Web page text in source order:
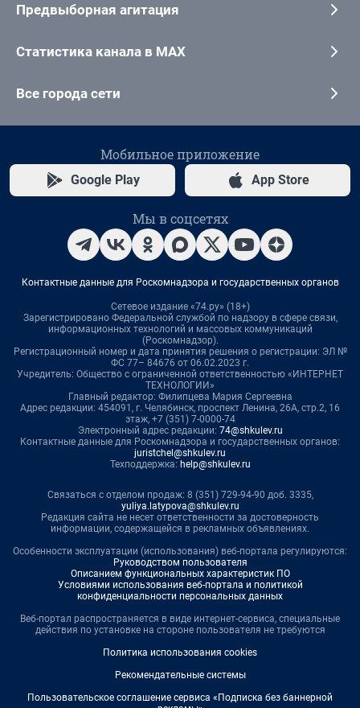
Предвыборная агитация
Статистика канала в MAX
Все города сети
Мобильное приложение
Google Play App Store
Мы в соцсетях
Контактные данные для Роскомнадзора и государственных органов
Сетевое издание «74.ру» (18+)
Зарегистрировано Федеральной службой по надзору в сфере связи,
информационных технологий и массовых коммуникаций
(Роскомнадзор).
Регистрационный номер и дата принятия решения о регистрации: ЭЛ №
ФС 77– 84676 от 06.02.2023 г.
Учредитель: Общество с ограниченной ответственностью «ИНТЕРНЕТ
ТЕХНОЛОГИИ»
Главный редактор: Филипцева Мария Сергеевна
Адрес редакции: 454091, г. Челябинск, проспект Ленина, 26А, стр.2, 16
этаж, +7 (351) 7-0000-74
Электронный адрес редакции: 74@shkulev.ru
Контактные данные для Роскомнадзора и государственных органов:
juristchel@shkulev.ru
Техподдержка: help@shkulev.ru
Связаться с отделом продаж: 8 (351) 729-94-90 доб. 3335,
yuliya.latypova@shkulev.ru
Редакция сайта не несет ответственности за достоверность
информации, содержащейся в рекламных объявлениях.
Особенности эксплуатации (использования) веб-портала регулируются:
Руководством пользователя
Описанием функциональных характеристик ПО
Условиями использования веб-портала и политикой
конфиденциальности персональных данных
Веб-портал распространяется в виде интернет-сервиса, специальные
действия по установке на стороне пользователя не требуются
Политика использования cookies
Рекомендательные системы
Пользовательское соглашение сервиса «Подписка без баннерной